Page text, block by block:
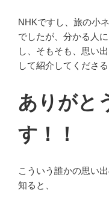
NHKですし、旅の小
でしたが、分かる人
し、そもそも、思い
して紹介してくださ
ありがと
す！！
こういう誰かの思い
知ると、